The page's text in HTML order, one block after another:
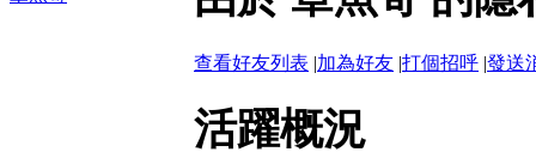
查看好友列表 |加為好友 |打個招呼 |發送
活躍概況